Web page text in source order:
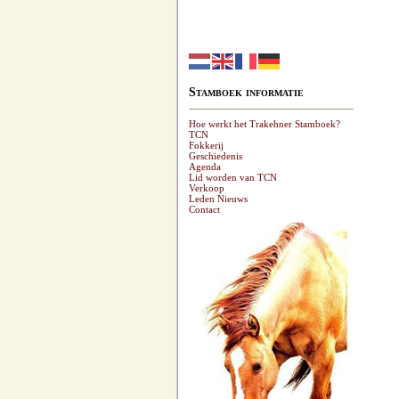
Stamboek informatie
Hoe werkt het Trakehner Stamboek?
TCN
Fokkerij
Geschiedenis
Agenda
Lid worden van TCN
Verkoop
Leden Nieuws
Contact